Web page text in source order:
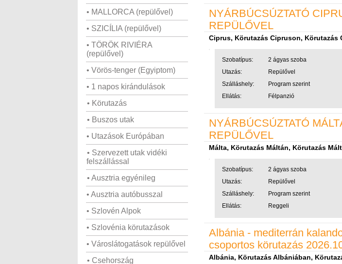
• MALLORCA (repülővel)
• SZICÍLIA (repülővel)
• TÖRÖK RIVIÉRA
(repülővel)
• Vörös-tenger (Egyiptom)
• 1 napos kirándulások
• Körutazás
• Buszos utak
• Utazások Európában
• Szervezett utak vidéki
felszállással
• Ausztria egyénileg
• Ausztria autóbusszal
• Szlovén Alpok
• Szlovénia körutazások
• Városlátogatások repülővel
• Csehország
NYÁRBÚCSÚZTATÓ
REPÜLŐVEL
Ciprus, Körutazás Cipruson, Körutazás
Szobatípus:
2 ágyas szoba
Utazás:
Repülővel
Szálláshely:
Program szerint
Ellátás:
Félpanzió
NYÁRBÚCSÚZTATÓ
REPÜLŐVEL
Málta, Körutazás Máltán, Körutazás
Szobatípus:
2 ágyas szoba
Utazás:
Repülővel
Szálláshely:
Program szerint
Ellátás:
Reggeli
Albánia - mediterrán
csoportos körutazás
Albánia, Körutazás Albániában,